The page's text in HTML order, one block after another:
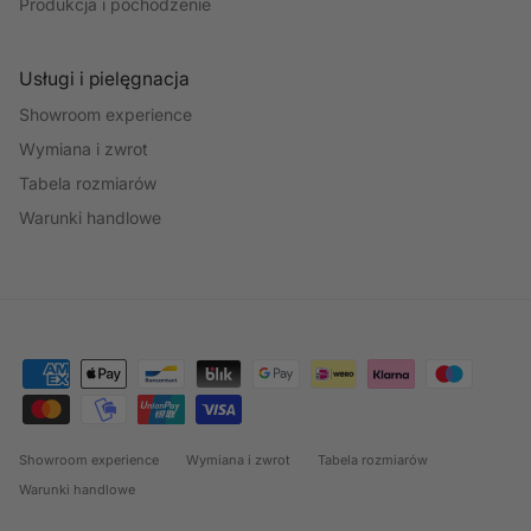
Produkcja i pochodzenie
Usługi i pielęgnacja
Showroom experience
Wymiana i zwrot
Tabela rozmiarów
Warunki handlowe
Showroom experience Wymiana i zwrot
Tabela rozmiarów
Warunki handlowe